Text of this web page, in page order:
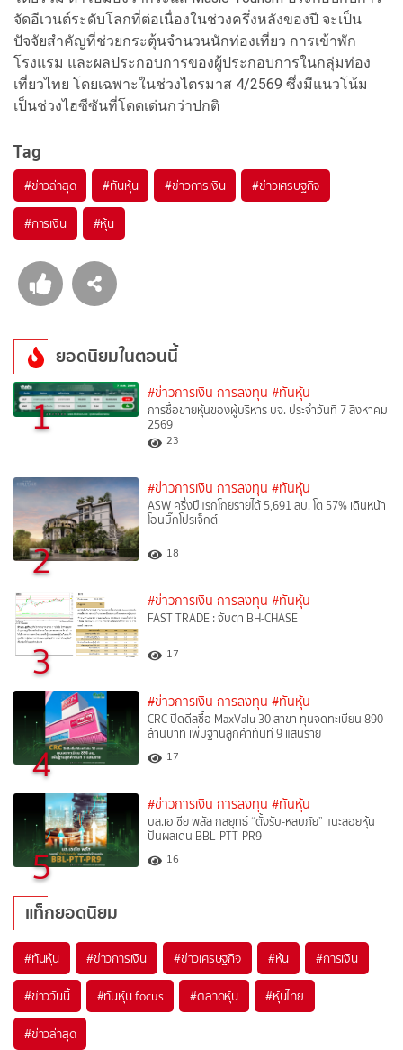
จัดอีเวนต์ระดับโลกที่ต่อเนื่องในช่วงครึ่งหลังของปี จะเป็น
ปัจจัยสำคัญที่ช่วยกระตุ้นจำนวนนักท่องเที่ยว การเข้าพัก
โรงแรม และผลประกอบการของผู้ประกอบการในกลุ่มท่อง
เที่ยวไทย โดยเฉพาะในช่วงไตรมาส 4/2569 ซึ่งมีแนวโน้ม
เป็นช่วงไฮซีซันที่โดดเด่นกว่าปกติ
Tag
#ข่าวล่าสุด #ทันหุ้น #ข่าวการเงิน #ข่าวเศรษฐกิจ
#การเงิน #หุ้น
ยอดนิยมในตอนนี้
1 #ข่าวการเงิน การลงทุน #ทันหุ้น
การซื้อขายหุ้นของผู้บริหาร บจ. ประจำวันที่ 7 สิงหาคม
2569
23
2
#ข่าวการเงิน การลงทุน #ทันหุ้น
ASW ครึ่งปีแรกโกยรายได้ 5,691 ลบ. โต 57% เดินหน้า
โอนบิ๊กโปรเจ็กต์
18
3
#ข่าวการเงิน การลงทุน #ทันหุ้น
FAST TRADE : จับตา BH-CHASE
17
4
#ข่าวการเงิน การลงทุน #ทันหุ้น
CRC ปิดดีลซื้อ MaxValu 30 สาขา ทุนจดทะเบียน 890
ล้านบาท เพิ่มฐานลูกค้าทันที 9 แสนราย
17
5
#ข่าวการเงิน การลงทุน #ทันหุ้น
บล.เอเซีย พลัส กลยุทธ์ “ตั้งรับ-หลบภัย” แนะสอยหุ้น
ปันผลเด่น BBL-PTT-PR9
16
แท็กยอดนิยม
#ทันหุ้น #ข่าวการเงิน #ข่าวเศรษฐกิจ #หุ้น #การเงิน
#ข่าววันนี้ #ทันหุ้น focus #ตลาดหุ้น #หุ้นไทย
#ข่าวล่าสุด